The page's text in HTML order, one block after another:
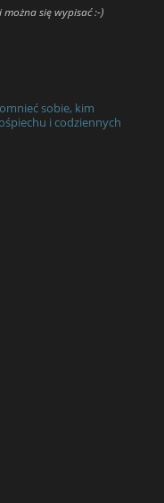
się wypisać :-)
sobie, kim
i codziennych